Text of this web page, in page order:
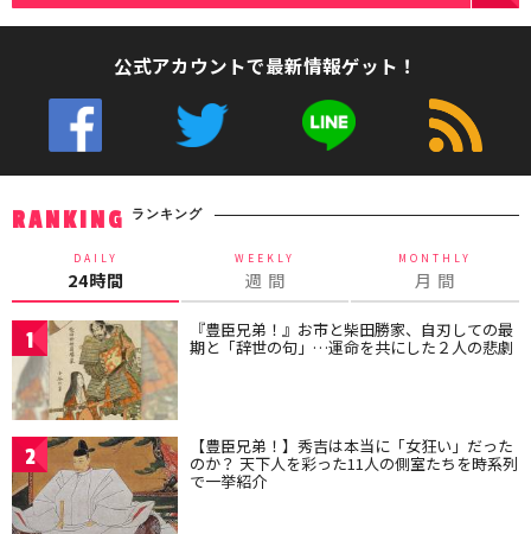
公式アカウントで最新情報ゲット！
RANKING ランキング
DAILY
24時間
WEEKLY
週 間
MONTHLY
月 間
1 『豊臣兄弟！』お市と柴田勝家、自刃しての最
期と「辞世の句」…運命を共にした２人の悲劇
2 【豊臣兄弟！】秀吉は本当に「女狂い」だった
のか？ 天下人を彩った11人の側室たちを時系列
で一挙紹介